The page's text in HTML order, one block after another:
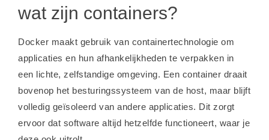
wat zijn containers?
Docker maakt gebruik van containertechnologie om
applicaties en hun afhankelijkheden te verpakken in
een lichte, zelfstandige omgeving. Een container draait
bovenop het besturingssysteem van de host, maar blijft
volledig geïsoleerd van andere applicaties. Dit zorgt
ervoor dat software altijd hetzelfde functioneert, waar je